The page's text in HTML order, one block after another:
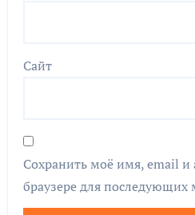
Сайт
Сохранить моё имя, email и
браузере для